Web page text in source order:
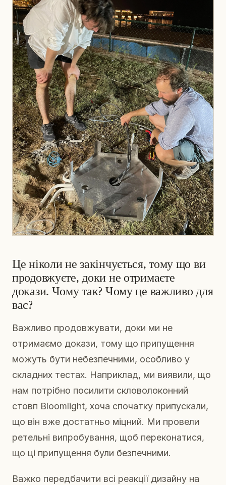
Це ніколи не закінчується, тому що ви
продовжуєте, доки не отримаєте
докази. Чому так? Чому це важливо для
вас?
Важливо продовжувати, доки ми не
отримаємо докази, тому що припущення
можуть бути небезпечними, особливо у
складних тестах. Наприклад, ми виявили, що
нам потрібно посилити скловолоконний
стовп Bloomlight, хоча спочатку припускали,
що він вже достатньо міцний. Ми провели
ретельні випробування, щоб переконатися,
що ці припущення були безпечними.
Важко передбачити всі реакції дизайну на